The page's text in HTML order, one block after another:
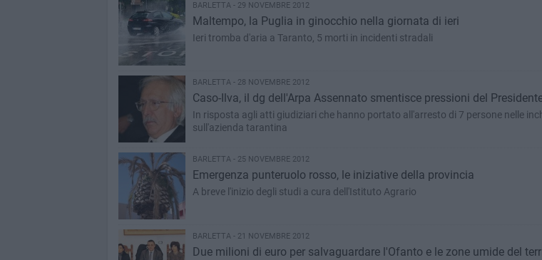
BARLETTA - 29 NOVEMBRE 2012
Maltempo, la Puglia in ginocchio nella giornata di ieri
Ieri tromba d'aria a Taranto, 5 morti in incidenti stradali
BARLETTA - 28 NOVEMBRE 2012
Caso-Ilva, il dg dell'Arpa Assennato smentisce pressioni del
In risposta agli atti giudiziari che hanno portato all'arresto di 7 persone nelle
sull'azienda tarantina
BARLETTA - 25 NOVEMBRE 2012
Emergenza punteruolo rosso, le iniziative della provincia
A breve l'inizio degli studi a cura dell'Istituto Agrario
BARLETTA - 21 NOVEMBRE 2012
Due milioni di euro per salvaguardare l'Ofanto e le zone umide del